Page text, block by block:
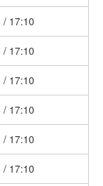
/ 17:10
/ 17:10
/ 17:10
/ 17:10
/ 17:10
/ 17:10